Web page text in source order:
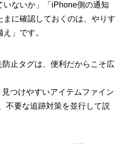
いないか」「iPhone側の通知
に確認しておくのは、やりす
」です。
止タグは、便利だからこそ広
つけやすいアイテムファイン
不要な追跡対策を並行して説